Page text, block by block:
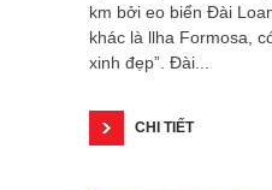
km bởi eo biển Đài
khác là llha Formosa,
xinh đẹp”. Đài...
CHI TIẾT